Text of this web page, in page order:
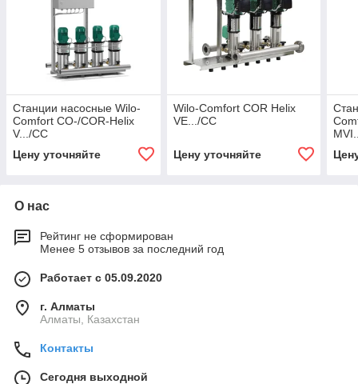
Станции насосные Wilo-
Comfort CO-/COR-Helix
V.../CC
Цену уточняйте
Wilo-Comfort COR Helix
VE.../CC
Цену уточняйте
О нас
Рейтинг не сформирован
Менее 5 отзывов за последний год
Работает с 05.09.2020
г. Алматы
Алматы, Казахстан
Контакты
Сегодня выходной